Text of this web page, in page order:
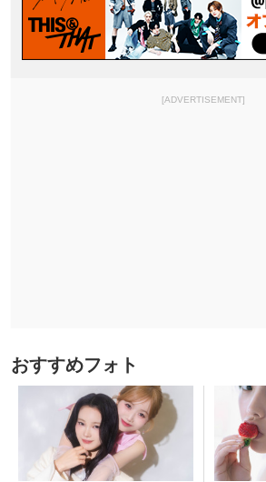
[ADVERTISEMENT]
おすすめフォト